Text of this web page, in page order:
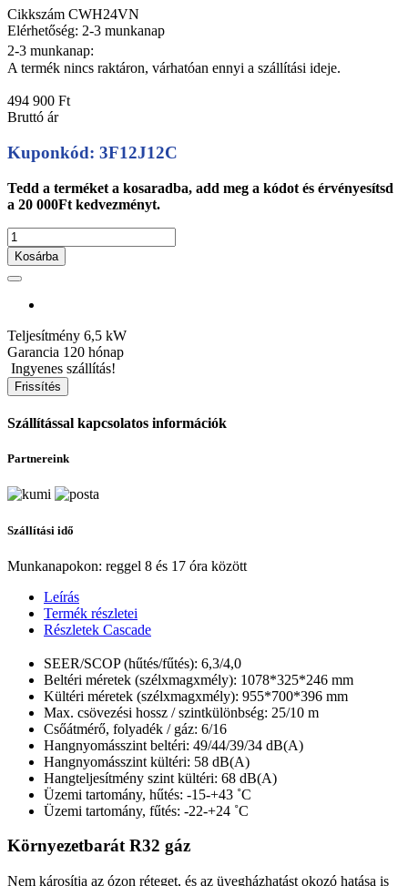
Cikkszám CWH24VN
Elérhetőség: 2-3 munkanap
2-3 munkanap:
A termék nincs raktáron, várhatóan ennyi a szállítási ideje.
494 900 Ft
Bruttó ár
Kuponkód: 3F12J12C
Tedd a terméket a kosaradba, add meg a kódot és érvényesítsd
a 20 000Ft kedvezményt.
Kosárba
Teljesítmény 6,5 kW
Garancia 120 hónap
Ingyenes szállítás!
Szállítással kapcsolatos információk
Partnereink
Szállítási idő
Munkanapokon: reggel 8 és 17 óra között
Leírás
Termék részletei
Részletek Cascade
SEER/SCOP (hűtés/fűtés): 6,3/4,0
Beltéri méretek (szélxmagxmély): 1078*325*246 mm
Kültéri méretek (szélxmagxmély): 955*700*396 mm
Max. csövezési hossz / szintkülönbség: 25/10 m
Csőátmérő, folyadék / gáz: 6/16
Hangnyomásszint beltéri: 49/44/39/34 dB(A)
Hangnyomásszint kültéri: 58 dB(A)
Hangteljesítmény szint kültéri: 68 dB(A)
Üzemi tartomány, hűtés: -15-+43 ˚C
Üzemi tartomány, fűtés: -22-+24 ˚C
Környezetbarát R32 gáz
Nem károsítja az ózon réteget, és az üvegházhatást okozó hatása is